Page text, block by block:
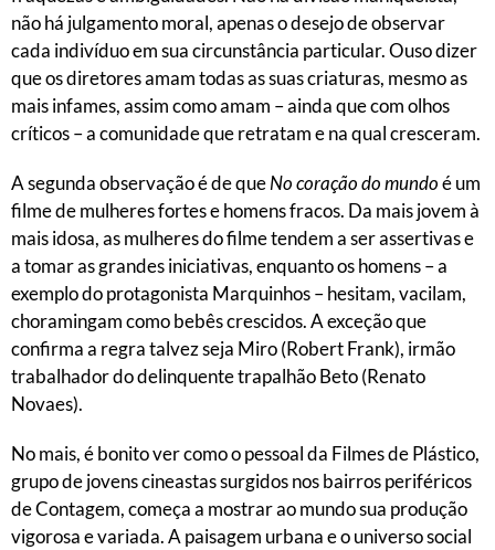
não há julgamento moral, apenas o desejo de observar
cada indivíduo em sua circunstância particular. Ouso dizer
que os diretores amam todas as suas criaturas, mesmo as
mais infames, assim como amam – ainda que com olhos
críticos – a comunidade que retratam e na qual cresceram.
A segunda observação é de queNo coração do mundoé um
filme de mulheres fortes e homens fracos. Da mais jovem à
mais idosa, as mulheres do filme tendem a ser assertivas e
a tomar as grandes iniciativas, enquanto os homens – a
exemplo do protagonista Marquinhos – hesitam, vacilam,
choramingam como bebês crescidos. A exceção que
confirma a regra talvez seja Miro (Robert Frank), irmão
trabalhador do delinquente trapalhão Beto (Renato
Novaes).
No mais, é bonito ver como o pessoal da Filmes de Plástico,
grupo de jovens cineastas surgidos nos bairros periféricos
de Contagem, começa a mostrar ao mundo sua produção
vigorosa e variada. A paisagem urbana e o universo social